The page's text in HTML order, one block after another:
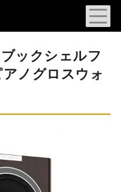
ックシェルフ
ノグロスウォ